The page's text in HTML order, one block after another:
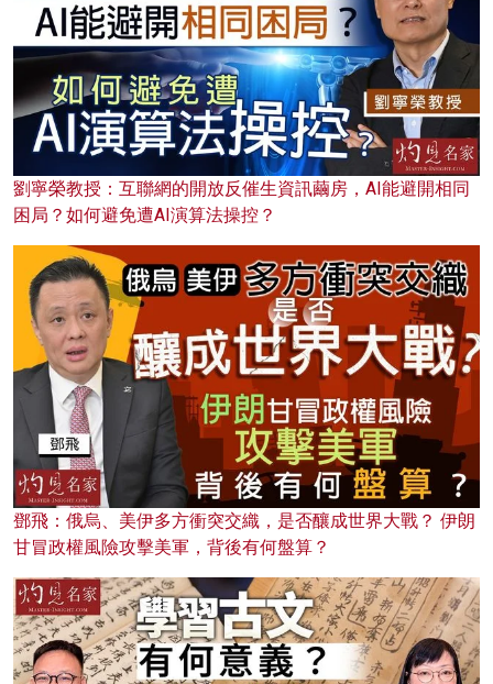
劉寧榮教授：互聯網的開放反催生資訊繭房，AI能避開相同
困局？如何避免遭AI演算法操控？
鄧飛：俄烏、美伊多方衝突交織，是否釀成世界大戰？ 伊朗
甘冒政權風險攻擊美軍，背後有何盤算？